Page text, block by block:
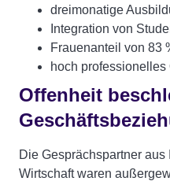
dreimonatige
Integration von
Frauenanteil von 83
hoch
Offenheit
Die Gesprächspartner aus
Wirtschaft waren